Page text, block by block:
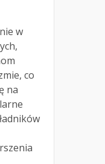
w
co
na